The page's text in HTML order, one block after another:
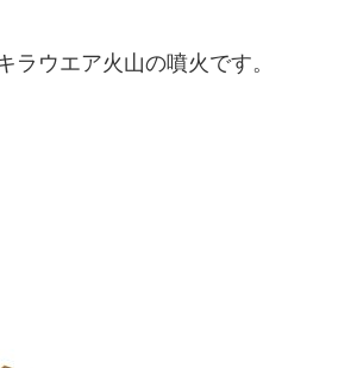
ラウエア火山の噴火です。